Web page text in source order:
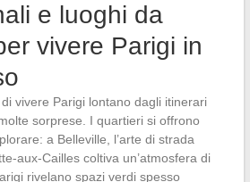
e luoghi da
vivere Parigi in
vivere Parigi lontano dagli itinerari
sorprese. I quartieri si offrono
a Belleville, l’arte di strada
aux-Cailles coltiva un’atmosfera di
rivelano spazi verdi spesso